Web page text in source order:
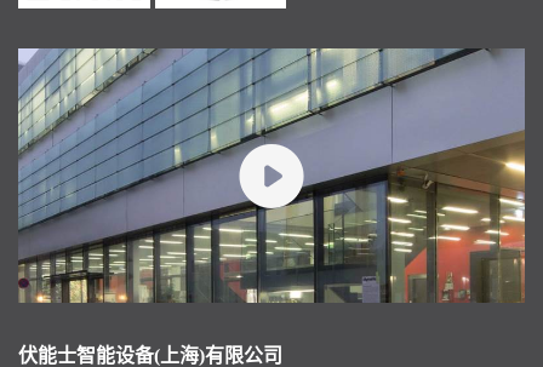
伏能士智能设备(上海)有限公司